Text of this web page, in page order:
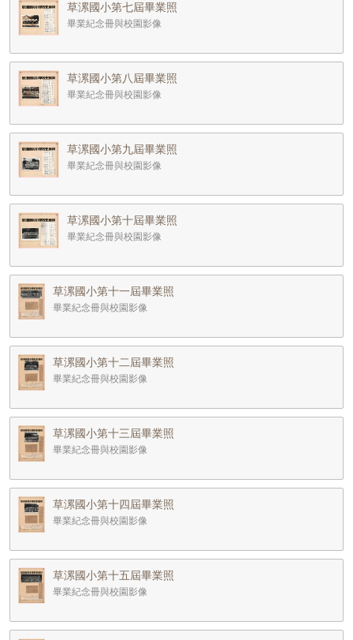
草漯國小第七屆畢業照
畢業紀念冊與校園影像
草漯國小第八屆畢業照
畢業紀念冊與校園影像
草漯國小第九屆畢業照
畢業紀念冊與校園影像
草漯國小第十屆畢業照
畢業紀念冊與校園影像
草漯國小第十一屆畢業照
畢業紀念冊與校園影像
草漯國小第十二屆畢業照
畢業紀念冊與校園影像
草漯國小第十三屆畢業照
畢業紀念冊與校園影像
草漯國小第十四屆畢業照
畢業紀念冊與校園影像
草漯國小第十五屆畢業照
畢業紀念冊與校園影像